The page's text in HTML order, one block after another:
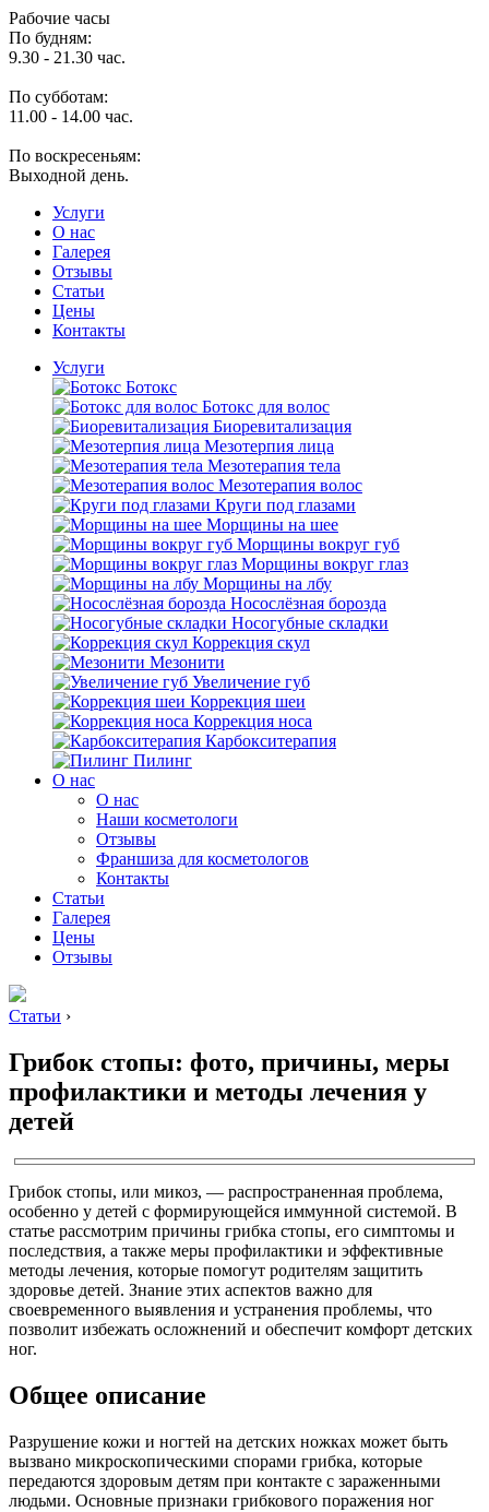
Рабочие часы
По будням:
9.30 - 21.30 час.
По субботам:
11.00 - 14.00 час.
По воскресеньям:
Выходной день.
Услуги
O нас
Галерея
Отзывы
Статьи
Цены
Контакты
Услуги
Ботокс
Ботокс для волос
Биоревитализация
Мезотерпия лица
Мезотерапия тела
Мезотерапия волос
Круги под глазами
Морщины на шее
Морщины вокруг губ
Морщины вокруг глаз
Морщины на лбу
Носослёзная борозда
Носогубные складки
Коррекция скул
Мезонити
Увеличение губ
Коррекция шеи
Коррекция носа
Карбокситерапия
Пилинг
O нас
O нас
Наши косметологи
Отзывы
Франшиза для косметологов
Контакты
Статьи
Галерея
Цены
Отзывы
Статьи ›
Грибок стопы: фото, причины, меры
профилактики и методы лечения у
детей
Грибок стопы, или микоз, — распространенная проблема,
особенно у детей с формирующейся иммунной системой. В
статье рассмотрим причины грибка стопы, его симптомы и
последствия, а также меры профилактики и эффективные
методы лечения, которые помогут родителям защитить
здоровье детей. Знание этих аспектов важно для
своевременного выявления и устранения проблемы, что
позволит избежать осложнений и обеспечит комфорт детских
ног.
Общее описание
Разрушение кожи и ногтей на детских ножках может быть
вызвано микроскопическими спорами грибка, которые
передаются здоровым детям при контакте с зараженными
людьми. Основные признаки грибкового поражения ног